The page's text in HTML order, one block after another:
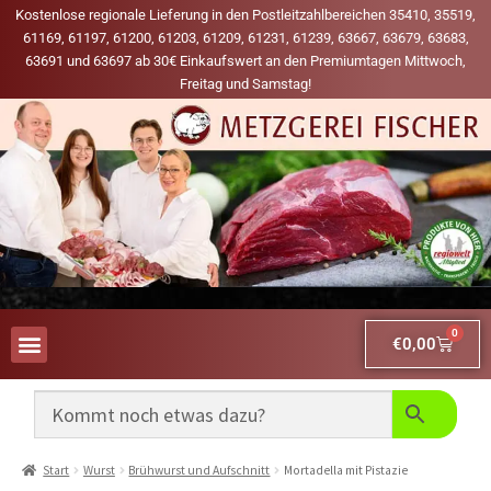
Kostenlose regionale Lieferung in den Postleitzahlbereichen 35410, 35519,
61169, 61197, 61200, 61203, 61209, 61231, 61239, 63667, 63679, 63683,
63691 und 63697 ab 30€ Einkaufswert an den Premiumtagen Mittwoch,
Freitag und Samstag!
€0,00
0
Start Wurst Brühwurst und Aufschnitt Mortadella mit Pistazie